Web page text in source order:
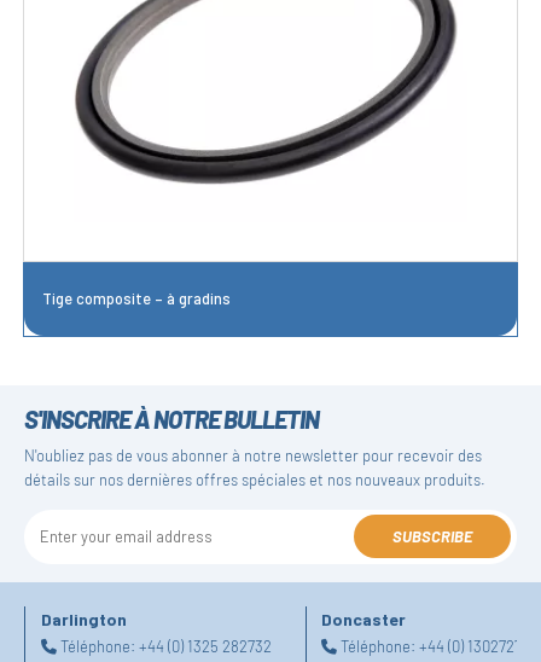
Tige composite – à gradins
S'INSCRIRE À NOTRE BULLETIN
N'oubliez pas de vous abonner à notre newsletter pour recevoir des
détails sur nos dernières offres spéciales et nos nouveaux produits.
SUBSCRIBE
Darlington
Téléphone: +44 (0) 1325 282732
Doncaster
Téléphone:+44 (0)